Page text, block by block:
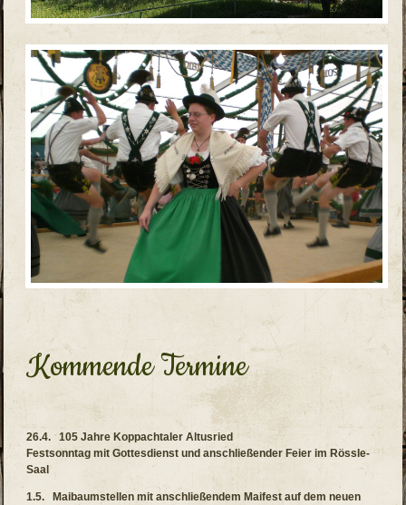
Kommende Termine
26.4. 105 Jahre Koppachtaler Altusried
Festsonntag mit Gottesdienst und anschließender Feier im Rössle-
Saal
1.5. Maibaumstellen mit anschließendem Maifest auf dem neuen